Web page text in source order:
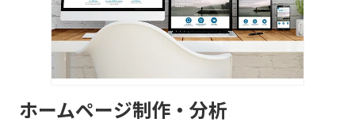
ホームページ制作・分析